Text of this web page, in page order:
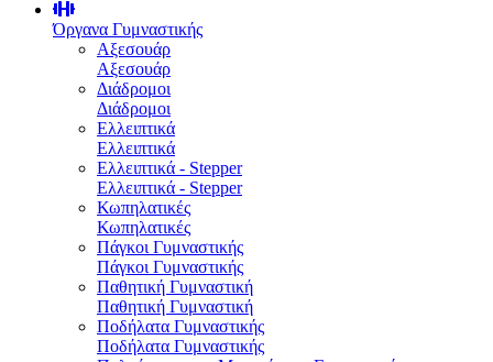
Όργανα Γυμναστικής
Αξεσουάρ
Αξεσουάρ
Διάδρομοι
Διάδρομοι
Ελλειπτικά
Ελλειπτικά
Ελλειπτικά - Stepper
Ελλειπτικά - Stepper
Κωπηλατικές
Κωπηλατικές
Πάγκοι Γυμναστικής
Πάγκοι Γυμναστικής
Παθητική Γυμναστική
Παθητική Γυμναστική
Ποδήλατα Γυμναστικής
Ποδήλατα Γυμναστικής